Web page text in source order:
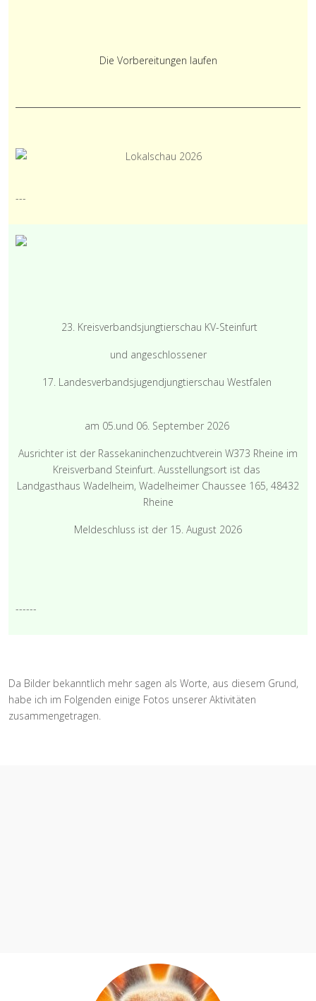
Die Vorbereitungen laufen
---
23. Kreisverbandsjungtierschau KV-Steinfurt
und angeschlossener
17. Landesverbandsjugendjungtierschau Westfalen
am 05.und 06. September 2026
Ausrichter ist der Rassekaninchenzuchtverein W373 Rheine im
Kreisverband Steinfurt. Ausstellungsort ist das
Landgasthaus Wadelheim, Wadelheimer Chaussee 165, 48432
Rheine
Meldeschluss ist der 15. August 2026
------
Da Bilder bekanntlich mehr sagen als Worte, aus diesem Grund,
habe ich im Folgenden einige Fotos unserer Aktivitäten
zusammengetragen.